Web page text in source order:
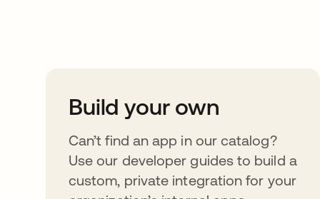
Build your own
Can’t find an app in our catalog?
Use our developer guides to build a
custom, private integration for your